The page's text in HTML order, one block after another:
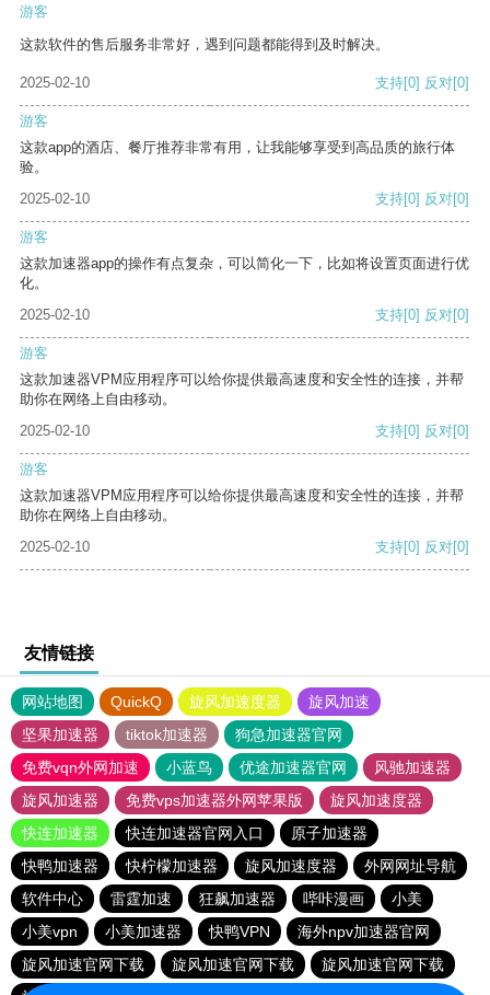
游客
这款软件的售后服务非常好，遇到问题都能得到及时解决。
2025-02-10 支持[0] 反对[0]
游客
这款app的酒店、餐厅推荐非常有用，让我能够享受到高品质的旅行体
验。
2025-02-10
支持[0] 反对[0]
游客
这款加速器app的操作有点复杂，可以简化一下，比如将设置页面进行优
化。
2025-02-10
支持[0] 反对[0]
游客
这款加速器VPM应用程序可以给你提供最高速度和安全性的连接，并帮
助你在网络上自由移动。
2025-02-10
支持[0] 反对[0]
游客
这款加速器VPM应用程序可以给你提供最高速度和安全性的连接，并帮
助你在网络上自由移动。
2025-02-10
支持[0] 反对[0]
友情链接
网站地图 QuickQ 旋风加速度器
旋风加速
坚果加速器
tiktok加速器
狗急加速器官网
免费vqn外网加速
小蓝鸟 优途加速器官网
风驰加速器
旋风加速器
免费vps加速器外网苹果版
旋风加速度器
快连加速器
快连加速器官网入口
原子加速器
快鸭加速器
快柠檬加速器 旋风加速度器
外网网址导航
软件中心
雷霆加速 狂飙加速器 哔咔漫画
小美
小美vpn
小美加速器 快鸭VPN
海外npv加速器官网
旋风加速官网下载
旋风加速官网下载
旋风加速官网下载